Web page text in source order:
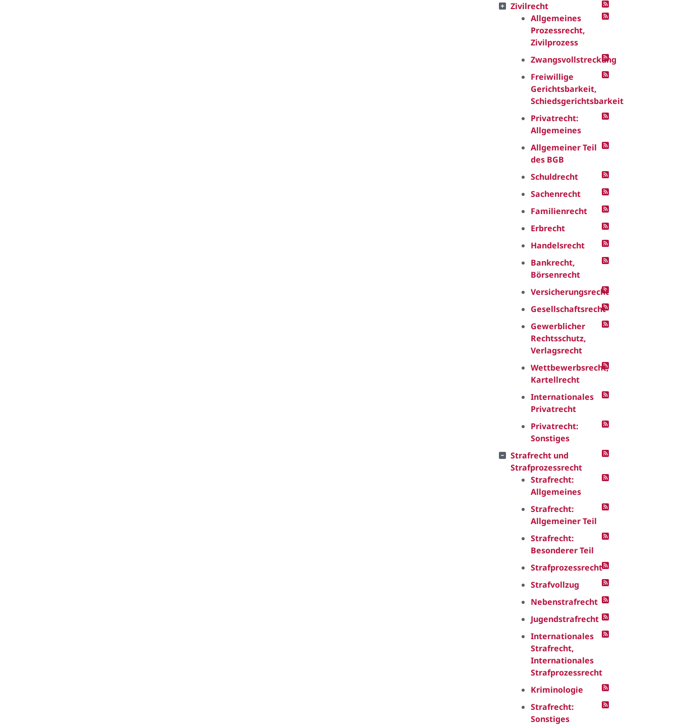
Zivilrecht
Allgemeines
Prozessrecht,
Zivilprozess
Zwangsvollstreckung
Freiwillige
Gerichtsbarkeit,
Schiedsgerichtsbarkeit
Privatrecht:
Allgemeines
Allgemeiner Teil
des BGB
Schuldrecht
Sachenrecht
Familienrecht
Erbrecht
Handelsrecht
Bankrecht,
Börsenrecht
Versicherungsrecht
Gesellschaftsrecht
Gewerblicher
Rechtsschutz,
Verlagsrecht
Wettbewerbsrecht,
Kartellrecht
Internationales
Privatrecht
Privatrecht:
Sonstiges
Strafrecht und
Strafprozessrecht
Strafrecht:
Allgemeines
Strafrecht:
Allgemeiner Teil
Strafrecht:
Besonderer Teil
Strafprozessrecht
Strafvollzug
Nebenstrafrecht
Jugendstrafrecht
Internationales
Strafrecht,
Internationales
Strafprozessrecht
Kriminologie
Strafrecht:
Sonstiges